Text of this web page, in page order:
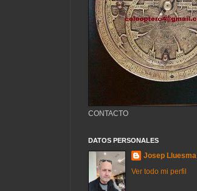
CONTACTO
DATOS PERSONALES
Josep Lluesma
Ver todo mi perfil